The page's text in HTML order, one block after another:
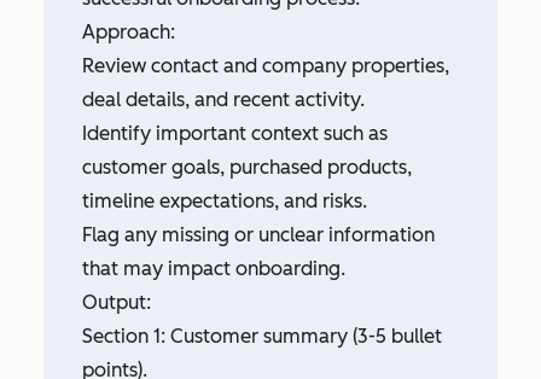
Approach:
Review contact and company properties,
deal details, and recent activity.
Identify important context such as
customer goals, purchased products,
timeline expectations, and risks.
Flag any missing or unclear information
that may impact onboarding.
Output:
Section 1: Customer summary (3-5 bullet
points).